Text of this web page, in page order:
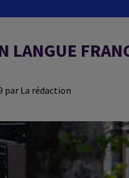
LANGUE
par La rédaction